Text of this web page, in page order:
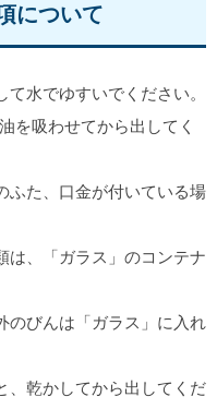
について
水でゆすいでください。
を吸わせてから出してく
ふた、口金が付いている場
は、「ガラス」のコンテナ
のびんは「ガラス」に入れ
、乾かしてから出してくだ